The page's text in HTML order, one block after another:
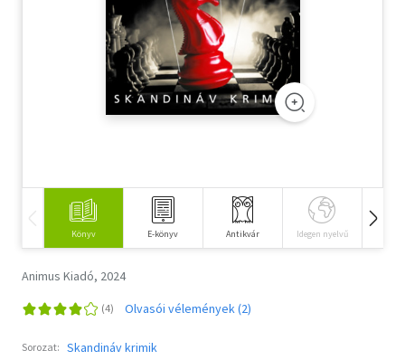
Tankönyv, segédkönyv
Társadalomtudomány
Természettudomány
Könyv E-könyv Antikvár Idegen nyelvű
Animus Kiadó, 2024
Olvasói vélemények (2)
Sorozat: Skandináv krimik